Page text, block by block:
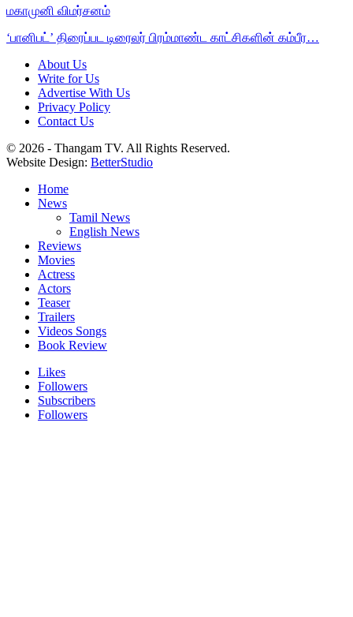
மகாமுனி விமர்சனம்
‘பானிபட்’ திரைப்பட டிரைலர் பிரம்மாண்ட காட்சிகளின் கம்பீர…
About Us
Write for Us
Advertise With Us
Privacy Policy
Contact Us
© 2026 - Thangam TV. All Rights Reserved.
Website Design: BetterStudio
Home
News
Tamil News
English News
Reviews
Movies
Actress
Actors
Teaser
Trailers
Videos Songs
Book Review
Likes
Followers
Subscribers
Followers